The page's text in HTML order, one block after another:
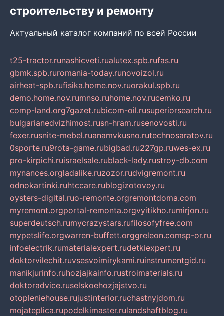
строительству и ремонту
Актуальный каталог компаний по всей России
t25-tractor.runashicveti.rualutex.spb.rufas.ru
gbmk.spb.ruromania-today.runovoizol.ru
airheat-spb.rufisika.home.nov.ruorakul.spb.ru
demo.home.nov.rumnso.ruhome.nov.rucemko.ru
comp-land.org7gazet.rubicom-oil.rusuperiorsearch.ru
bulgarianedvizhimost.rusn-hram.rusenovosti.ru
fexer.rusnite-mebel.ruanamvkusno.rutechnosaratov.ru
0sporte.ru9rota-game.rubigbad.ru227gp.ruwes-ex.ru
pro-kirpichi.ruisraelsale.rublack-lady.rustroy-db.com
mynances.orgladalike.ruzozor.rudvigremont.ru
odnokartinki.ruhtccare.rublogizotovoy.ru
oysters-digital.ruo-remonte.orgremontdoma.com
myremont.orgportal-remonta.orgvyitikho.rumirjon.ru
superdeutsch.rumycrazystars.rufilosofyfree.com
mypetslife.orgwarren-buffett.orggreleon.comsp-or.ru
infoelectrik.rumaterialexpert.rudetkiexpert.ru
doktorvilechit.ruvsesvoimirykami.ruinstrumentgid.ru
manikjurinfo.ruhozjajkainfo.rustroimaterials.ru
doktoradvice.ruselskoehozjajstvo.ru
otopleniehouse.rujustinterior.ruchastnyjdom.ru
mojateplica.rupodelkimaster.rulandshaftblog.ru